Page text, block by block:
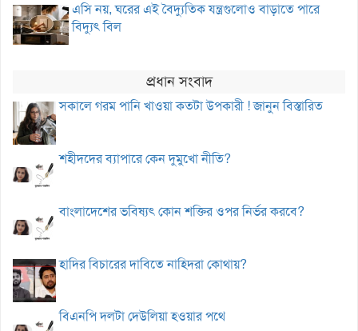
এসি নয়, ঘরের এই বৈদ্যুতিক যন্ত্রগুলোও বাড়াতে পারে
বিদ্যুৎ বিল
প্রধান সংবাদ
সকালে গরম পানি খাওয়া কতটা উপকারী ! জানুন বিস্তারিত
শহীদদের ব্যাপারে কেন দুমুখো নীতি?
বাংলাদেশের ভবিষ্যৎ কোন শক্তির ওপর নির্ভর করবে?
হাদির বিচারের দাবিতে নাহিদরা কোথায়?
বিএনপি দলটা দেউলিয়া হওয়ার পথে